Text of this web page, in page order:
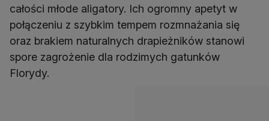
całości młode aligatory. Ich ogromny apetyt w
połączeniu z szybkim tempem rozmnażania się
oraz brakiem naturalnych drapieżników stanowi
spore zagrożenie dla rodzimych gatunków
Florydy.